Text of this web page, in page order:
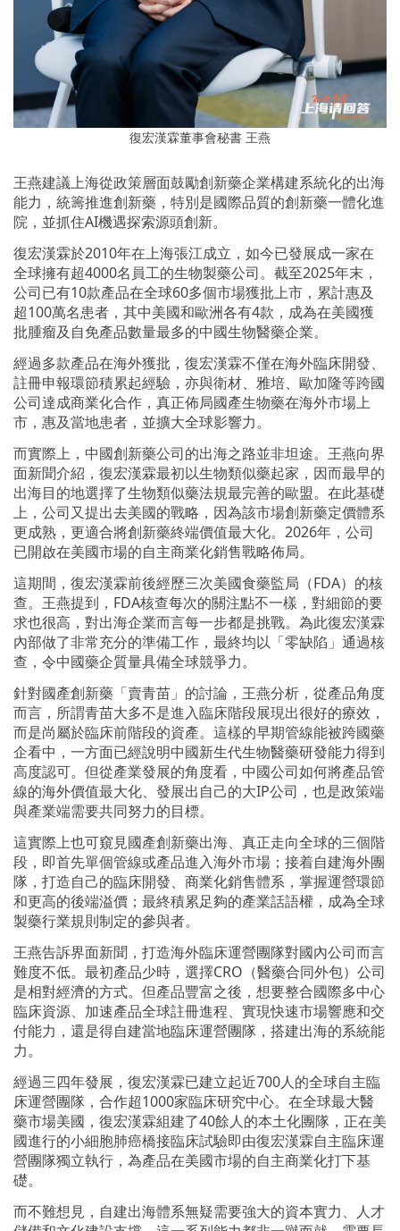
復宏漢霖董事會秘書 王燕
王燕建議上海從政策層面鼓勵創新藥企業構建系統化的出海
能力，統籌推進創新藥，特別是國際品質的創新藥一體化進
院，並抓住AI機遇探索源頭創新。
復宏漢霖於2010年在上海張江成立，如今已發展成一家在
全球擁有超4000名員工的生物製藥公司。截至2025年末，
公司已有10款產品在全球60多個市場獲批上市，累計惠及
超100萬名患者，其中美國和歐洲各有4款，成為在美國獲
批腫瘤及自免產品數量最多的中國生物醫藥企業。
經過多款產品在海外獲批，復宏漢霖不僅在海外臨床開發、
註冊申報環節積累起經驗，亦與衛材、雅培、歐加隆等跨國
公司達成商業化合作，真正佈局國產生物藥在海外市場上
市，惠及當地患者，並擴大全球影響力。
而實際上，中國創新藥公司的出海之路並非坦途。王燕向界
面新聞介紹，復宏漢霖最初以生物類似藥起家，因而最早的
出海目的地選擇了生物類似藥法規最完善的歐盟。在此基礎
上，公司又提出去美國的戰略，因為該市場創新藥定價體系
更成熟，更適合將創新藥終端價值最大化。2026年，公司
已開啟在美國市場的自主商業化銷售戰略佈局。
這期間，復宏漢霖前後經歷三次美國食藥監局（FDA）的核
查。王燕提到，FDA核查每次的關注點不一樣，對細節的要
求也很高，對出海企業而言每一步都是挑戰。為此復宏漢霖
內部做了非常充分的準備工作，最終均以「零缺陷」通過核
查，令中國藥企質量具備全球競爭力。
針對國產創新藥「賣青苗」的討論，王燕分析，從產品角度
而言，所謂青苗大多不是進入臨床階段展現出很好的療效，
而是尚屬於臨床前階段的資產。這樣的早期管線能被跨國藥
企看中，一方面已經說明中國新生代生物醫藥研發能力得到
高度認可。但從產業發展的角度看，中國公司如何將產品管
線的海外價值最大化、發展出自己的大IP公司，也是政策端
與產業端需要共同努力的目標。
這實際上也可窺見國產創新藥出海、真正走向全球的三個階
段，即首先單個管線或產品進入海外市場；接着自建海外團
隊，打造自己的臨床開發、商業化銷售體系，掌握運營環節
和更高的後端溢價；最終積累足夠的產業話語權，成為全球
製藥行業規則制定的參與者。
王燕告訴界面新聞，打造海外臨床運營團隊對國內公司而言
難度不低。最初產品少時，選擇CRO（醫藥合同外包）公司
是相對經濟的方式。但產品豐富之後，想要整合國際多中心
臨床資源、加速產品全球註冊進程、實現快速市場響應和交
付能力，還是得自建當地臨床運營團隊，搭建出海的系統能
力。
經過三四年發展，復宏漢霖已建立起近700人的全球自主臨
床運營團隊，合作超1000家臨床研究中心。在全球最大醫
藥市場美國，復宏漢霖組建了40餘人的本土化團隊，正在美
國進行的小細胞肺癌橋接臨床試驗即由復宏漢霖自主臨床運
營團隊獨立執行，為產品在美國市場的自主商業化打下基
礎。
而不難想見，自建出海體系無疑需要強大的資本實力、人才